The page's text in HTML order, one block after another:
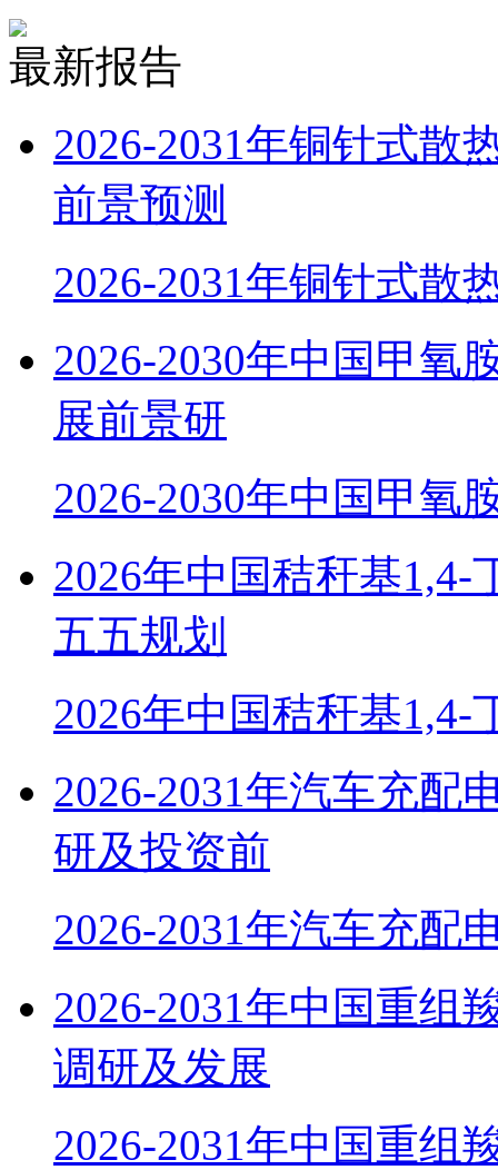
最新报告
2026-2031年铜针式散
前景预测
2026-2031年铜针式散
2026-2030年中国甲氧
展前景研
2026-2030年中国甲氧
2026年中国秸秆基1,4-
五五规划
2026年中国秸秆基1,4-
2026-2031年汽车充配
研及投资前
2026-2031年汽车充配
2026-2031年中国重组
调研及发展
2026-2031年中国重组